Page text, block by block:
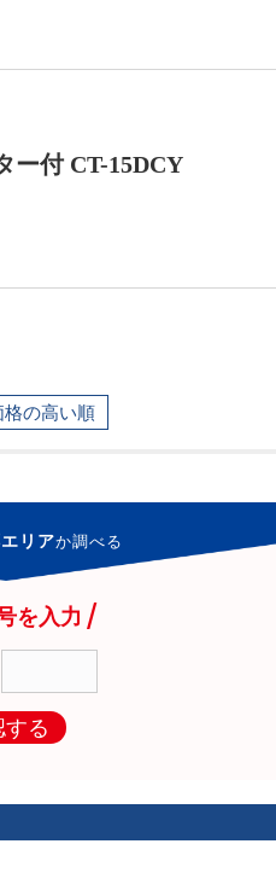
ー付 CT-15DCY
格の高い順
リアか調べる
を入力
する